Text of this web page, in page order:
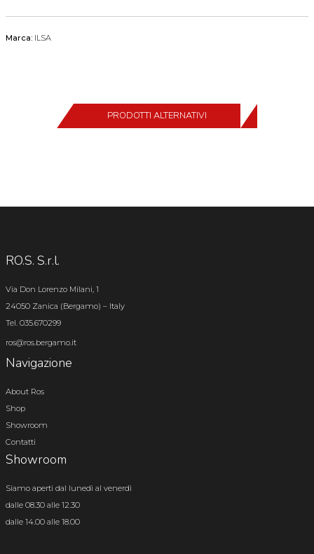
Marca: ILSA
PRODOTTI ALTERNATIVI
RO.S. S.r.l.
Via Don Lorenzo Milani, 1
24050 Zanica (Bergamo) – Italy
Tel. 035.670299
ros@ros.bergamo.it
Navigazione
About Ros
Shop
Showroom
Contatti
Showroom
Siamo aperti dal lunedì al venerdì
dalle 08.30 alle 12.30
dalle 14.00 alle 18.00